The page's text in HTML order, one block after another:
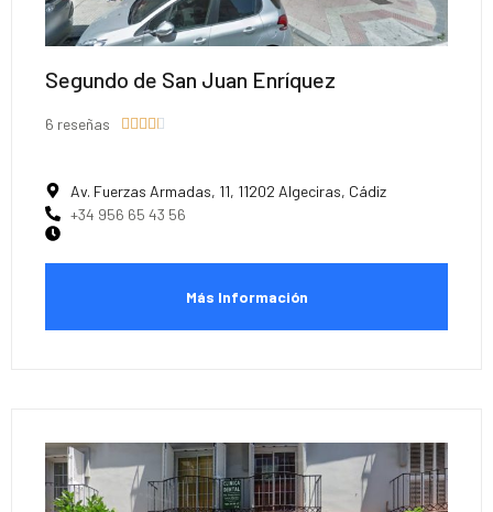
Segundo de San Juan Enríquez
6 reseñas     
Av. Fuerzas Armadas, 11, 11202 Algeciras, Cádiz
+34 956 65 43 56
Más Información